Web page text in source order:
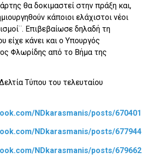
θα δοκιμαστεί στην πράξη και,
κάποιοι ελάχιστοι νέοι
Επιβεβαίωσε δηλαδή τη
είχε κάνει και ο Υπουργός
Φλωρίδης από το Βήμα της
Τύπου του τελευταίου
NDkarasmanis/posts/
NDkarasmanis/posts/
NDkarasmanis/posts/